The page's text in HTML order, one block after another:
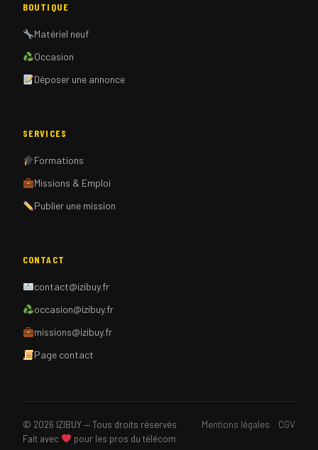
BOUTIQUE
Matériel neuf
Occasion
Déposer une annonce
SERVICES
Formations
Missions & Emploi
Publier une mission
CONTACT
contact@izibuy.fr
occasion@izibuy.fr
missions@izibuy.fr
Page contact
© 2026 IZIBUY — Tous droits réservés Mentions légales
CGV
Fait avec
pour les pros du télécom